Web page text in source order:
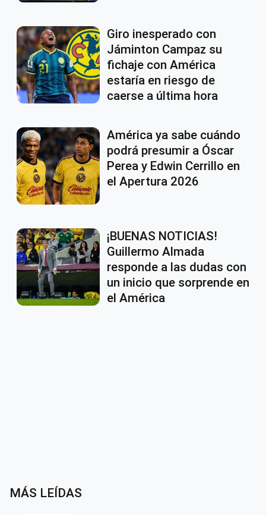
Giro inesperado con
Jáminton Campaz su
fichaje con América
estaría en riesgo de
caerse a última hora
América ya sabe cuándo
podrá presumir a Óscar
Perea y Edwin Cerrillo en
el Apertura 2026
¡BUENAS NOTICIAS!
Guillermo Almada
responde a las dudas con
un inicio que sorprende en
el América
MÁS LEÍDAS